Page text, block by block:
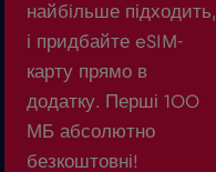
найбільше підходить,
і придбайте eSIM-
карту прямо в
додатку. Перші 100
МБ абсолютно
безкоштовні!